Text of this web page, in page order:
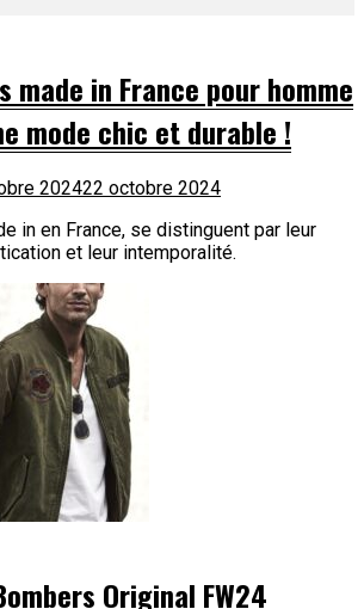
made in France pour homme
mode chic et durable !
202422 octobre 2024
in en France, se distinguent par leur
et leur intemporalité.
Original FW24